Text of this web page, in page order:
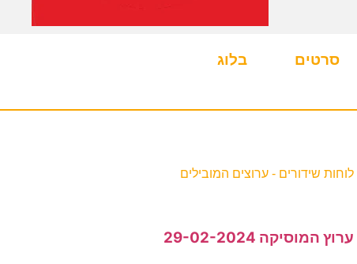
סרטים בלוג
לוחות שידורים - ערוצים המובילים
ערוץ המוסיקה 29-02-2024